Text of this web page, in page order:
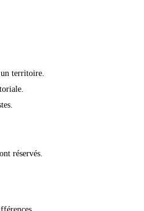
territoire.
réservés.